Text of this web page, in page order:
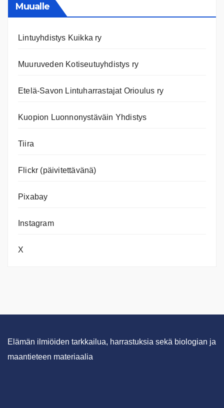
Muualle
Lintuyhdistys Kuikka ry
Muuruveden Kotiseutuyhdistys ry
Etelä-Savon Lintuharrastajat Orioulus ry
Kuopion Luonnonystäväin Yhdistys
Tiira
Flickr (päivitettävänä)
Pixabay
Instagram
X
Elämän ilmiöiden tarkkailua, harrastuksia sekä biologian ja
maantieteen materiaalia